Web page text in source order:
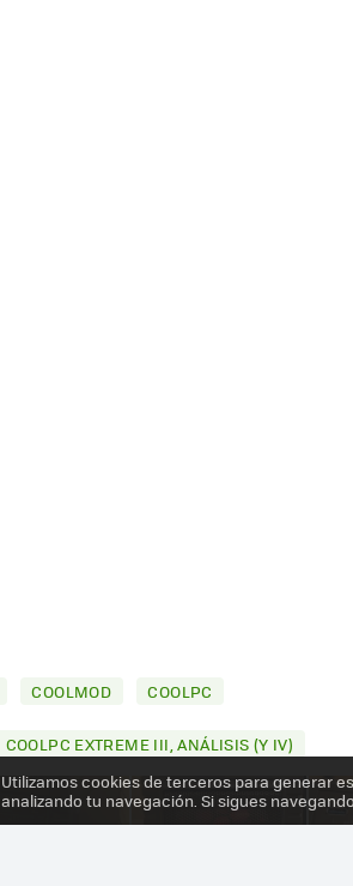
COOLMOD COOLPC
COOLPC EXTREME III, ANÁLISIS (Y IV)
Utilizamos cookies de terceros para generar
analizando tu navegación. Si sigues